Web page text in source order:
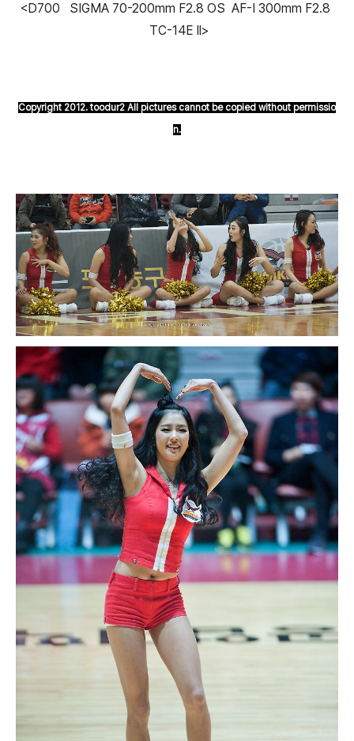
<D700 SIGMA 70-200mm F2.8 OS AF-I 300mm F2.8
TC-14E ll>
Copyright 2012. toodur2 All pictures cannot be copied without permissio
n.